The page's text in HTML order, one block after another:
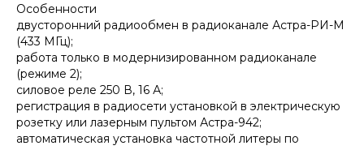
Особенности
двусторонний радиообмен в радиоканале Астра-РИ-М
(433 МГц);
работа только в модернизированном радиоканале
(режиме 2);
силовое реле 250 В, 16 А;
регистрация в радиосети установкой в электрическую
розетку или лазерным пультом Астра-942;
автоматическая установка частотной литеры по